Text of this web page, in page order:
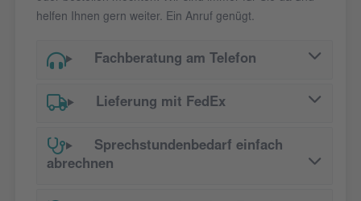
helfen Ihnen gern weiter. Ein Anruf genügt.
Fachberatung am Telefon
Lieferung mit FedEx
Sprechstundenbedarf einfach
abrechnen